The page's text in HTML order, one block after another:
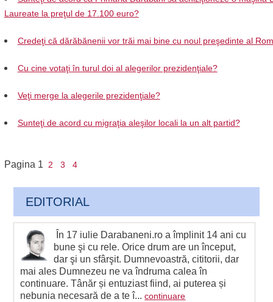
Laureate la preţul de 17.100 euro?
Credeţi că dărăbănenii vor trăi mai bine cu noul preşedinte al
Cu cine votaţi în turul doi al alegerilor prezidenţiale?
Veţi merge la alegerile prezidenţiale?
Sunteţi de acord cu migraţia aleşilor locali la un alt partid?
Pagina 1 2 3 4
EDITORIAL
În 17 iulie Darabaneni.ro a împlinit 14 ani cu
bune şi cu rele. Orice drum are un început,
dar şi un sfârşit. Dumnevoastră, cititorii, dar
mai ales Dumnezeu ne va îndruma calea în
continuare. Tânăr și entuziast fiind, ai puterea și
nebunia necesară de a te î...continuare